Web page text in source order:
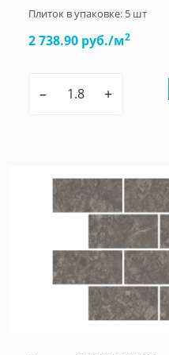
Плиток в упаковке: 5 шт
2 738.90 руб./м2
– +